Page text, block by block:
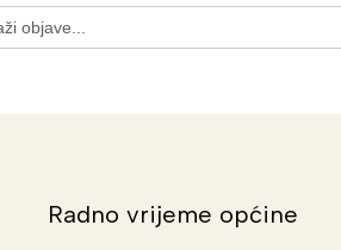
Radno vrijeme općine